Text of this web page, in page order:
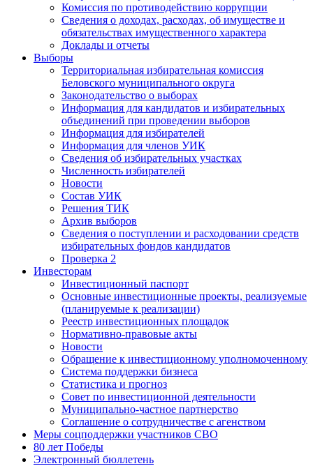
Комиссия по противодействию коррупции
Сведения о доходах, расходах, об имуществе и
обязательствах имущественного характера
Доклады и отчеты
Выборы
Территориальная избирательная комиссия
Беловского муниципального округа
Законодательство о выборах
Информация для кандидатов и избирательных
объединений при проведении выборов
Информация для избирателей
Информация для членов УИК
Сведения об избирательных участках
Численность избирателей
Новости
Состав УИК
Решения ТИК
Архив выборов
Сведения о поступлении и расходовании средств
избирательных фондов кандидатов
Проверка 2
Инвесторам
Инвестиционный паспорт
Основные инвестиционные проекты, реализуемые
(планируемые к реализации)
Реестр инвестиционных площадок
Нормативно-правовые акты
Новости
Обращение к инвестиционному уполномоченному
Система поддержки бизнеса
Статистика и прогноз
Совет по инвестиционной деятельности
Муниципально-частное партнерство
Соглашение о сотрудничестве с агенством
Меры соцподдержки участников СВО
80 лет Победы
Электронный бюллетень